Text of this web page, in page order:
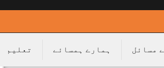
مسائل ہمارے ہمسائے تعلیم